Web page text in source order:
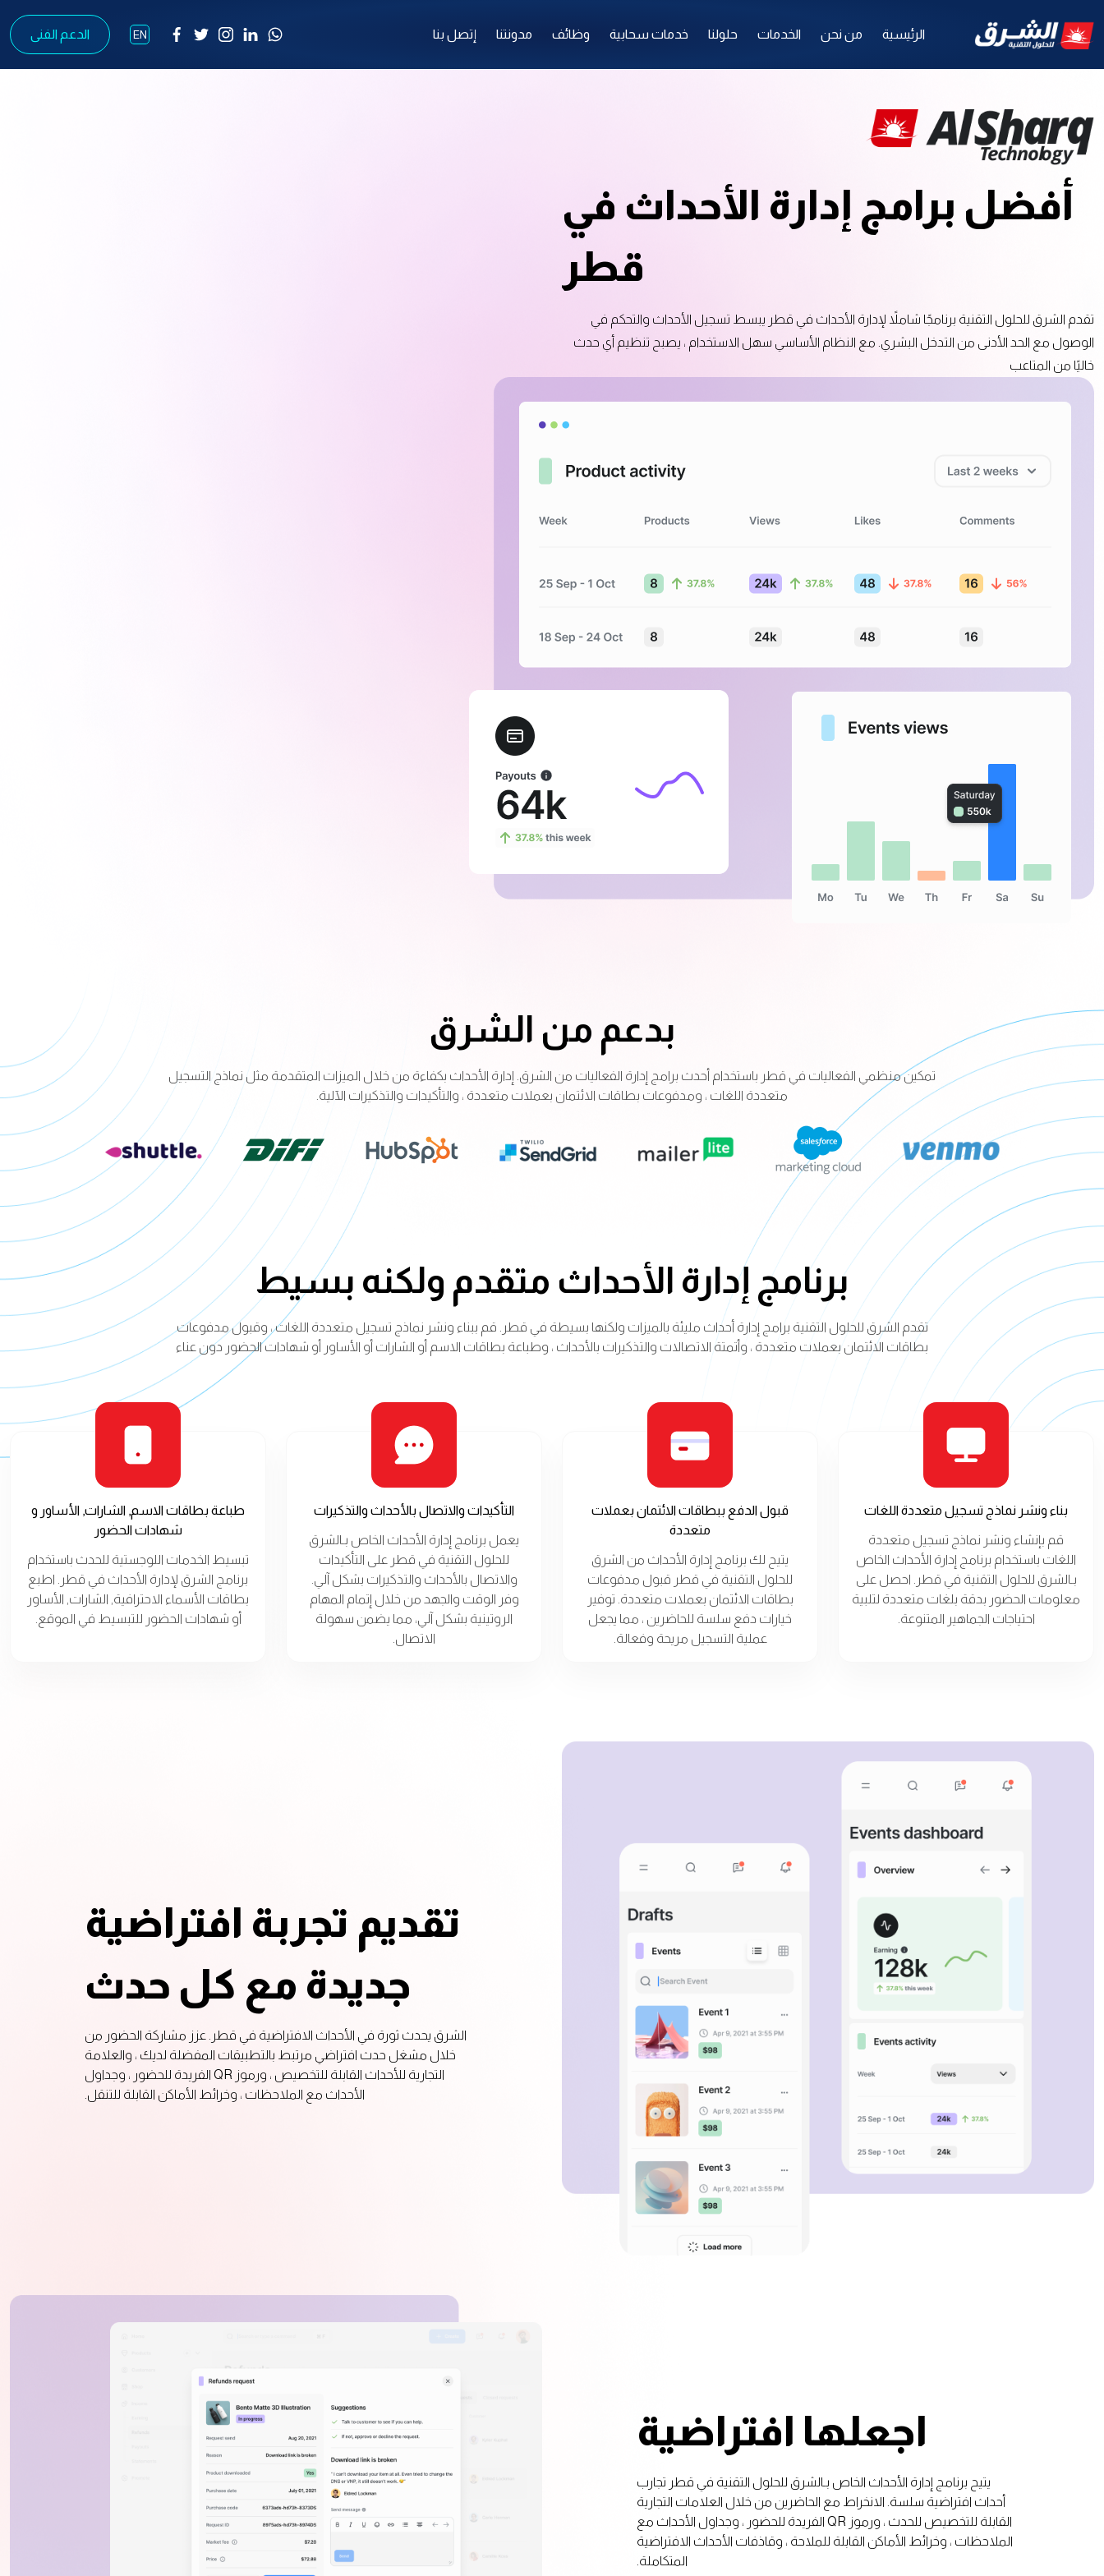
الرئيسية من نحن الخدمات حلولنا خدمات سحابية وظائف مدونتنا إتصل بنا EN الدعم الفنى
أفضل برامج إدارة الأحداث في
قطر
تقدم الشرق للحلول التقنية برنامجًا شاملاً لإدارة الأحداث في قطر يبسط تسجيل الأحداث والتحكم في
الوصول مع الحد الأدنى من التدخل البشري. مع النظام الأساسي سهل الاستخدام ، يصبح تنظيم أي حدث
خاليًا من المتاعب
بدعم من الشرق
تمكين منظمي الفعاليات في قطر باستخدام أحدث برامج إدارة الفعاليات من الشرق. إدارة الأحداث بكفاءة من خلال الميزات المتقدمة مثل نماذج التسجيل
متعددة اللغات ، ومدفوعات بطاقات الائتمان بعملات متعددة ، والتأكيدات والتذكيرات الآلية.
برنامج إدارة الأحداث متقدم ولكنه بسيط
تقدم الشرق للحلول التقنية برامج إدارة أحداث مليئة بالميزات ولكنها بسيطة في قطر. قم ببناء ونشر نماذج تسجيل متعددة اللغات ، وقبول مدفوعات
بطاقات الائتمان بعملات متعددة ، وأتمتة الاتصالات والتذكيرات بالأحداث ، وطباعة بطاقات الاسم أو الشارات أو الأساور أو شهادات الحضور دون عناء
بناء ونشر نماذج تسجيل متعددة اللغات
قم بإنشاء ونشر نماذج تسجيل متعددة
اللغات باستخدام برنامج إدارة الأحداث الخاص
بـالشرق للحلول التقنية في قطر. احصل على
معلومات الحضور بدقة بلغات متعددة لتلبية
احتياجات الجماهير المتنوعة.
قبول الدفع ببطاقات الائتمان بعملات
متعددة
يتيح لك برنامج إدارة الأحداث من الشرق
للحلول التقنية في قطر قبول مدفوعات
بطاقات الائتمان بعملات متعددة. توفير
خيارات دفع سلسة للحاضرين ، مما يجعل
عملية التسجيل مريحة وفعالة.
التأكيدات والاتصال بالأحداث والتذكيرات
يعمل برنامج إدارة الأحداث الخاص بـالشرق
للحلول التقنية في قطر على التأكيدات
والاتصال بالأحداث والتذكيرات بشكل آلي.
وفر الوقت والجهد من خلال إتمام المهام
الروتينية بشكل آلي، مما يضمن سهولة
الاتصال.
طباعة بطاقات الاسم, الشارات, الأساور و
شهادات الحضور
تبسيط الخدمات اللوجستية للحدث باستخدام
برنامج الشرق لإدارة الأحداث في قطر. اطبع
بطاقات الأسماء الاحترافية, الشارات, الأساور
أو شهادات الحضور للتبسيط في الموقع.
تقديم تجربة افتراضية
جديدة مع كل حدث
الشرق يحدث ثورة في الأحداث الافتراضية في قطر. عزز مشاركة الحضور من
خلال مشغل حدث افتراضي مرتبط بالتطبيقات المفضلة لديك ، والعلامة
التجارية للأحداث القابلة للتخصيص ، ورموز QR الفريدة للحضور ، وجداول
الأحداث مع الملاحظات ، وخرائط الأماكن القابلة للتنقل.
اجعلها افتراضية
يتيح برنامج إدارة الأحداث الخاص بـالشرق للحلول التقنية في قطر تجارب
أحداث افتراضية سلسة. الانخراط مع الحاضرين من خلال العلامات التجارية
القابلة للتخصيص للحدث ، ورموز QR الفريدة للحضور ، وجداول الأحداث مع
الملاحظات ، وخرائط الأماكن القابلة للملاحة ، وقاذفات الأحداث الافتراضية
المتكاملة.